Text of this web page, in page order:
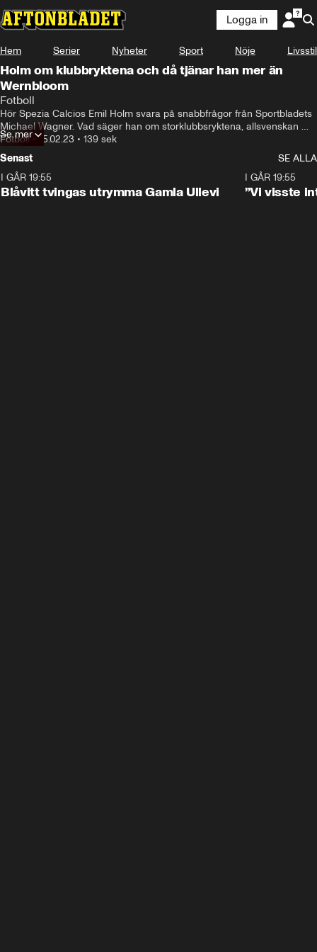
Logga in
Hem Serier Nyheter Sport Nöje Livsstil
Holm om klubbryktena och då tjänar han mer än
Wernbloom
Fotboll
Hör Spezia Calcios Emil Holm svara på snabbfrågor från Sportbladets
Michael Wagner. Vad säger han om storklubbsryktena, allsvenskan
och Pontus Wernbloom.
Fotboll•15.02.23 • 139 sek
Se mer
Senast
SE ALLA
I GÅR 19:55
Blåvitt tvingas utrymma Gamla Ullevi
I GÅR 19:55
”Vi visste